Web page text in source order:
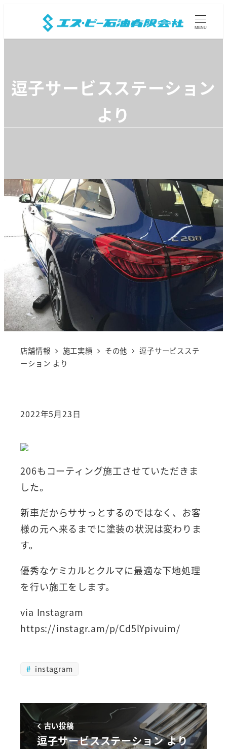
MENU
逗子サービスステーション
より
店舗情報 施工実績 その他
逗子サービスステ
ーション より
2022年5月23日
206もコーティング施工させていただきま
した。
新車だからササっとするのではなく、お客
様の元へ来るまでに塗装の状況は変わりま
す。
優秀なケミカルとクルマに最適な下地処理
を行い施工をします。
via Instagram
https://instagr.am/p/Cd5lYpivuim/
instagram
古い投稿
逗子サービスステーション より